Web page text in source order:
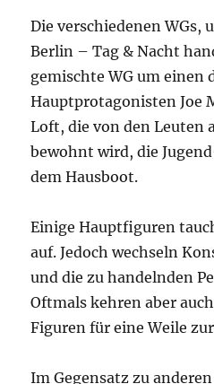
Die verschiedenen WGs,
Berlin – Tag & Nacht
gemischte WG um einen
Hauptprotagonisten Joe
Loft, die von den Leuten
bewohnt wird, die
dem Hausboot.
Einige Hauptfiguren
auf. Jedoch wechseln
und die zu handelnden
Oftmals kehren aber
Figuren für eine Weile
Im Gegensatz zu